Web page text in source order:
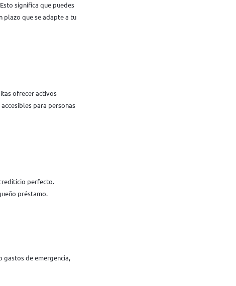
significa que puedes
plazo que se adapte a tu
ofrecer activos
para personas
perfecto.
préstamo.
gastos de emergencia,